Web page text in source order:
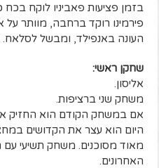
בזמן פציעות פאביניו לוקח
פירמינו רוקד ברחבה, מוותר
העונה באנפילד, ומבשל לסלאח. 0-4.
שחקן ראשי:
אליסון.
משחק שני ברציפות.
אם במשחק הקודם הוא החזיק
היום הוא עצר את הקדושים
מאוד מסוכנים. משחק תשיעי
האחרונים.